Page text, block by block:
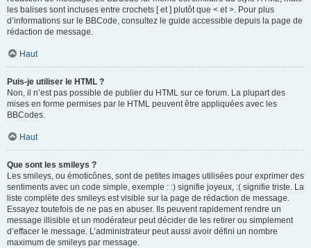
les balises sont incluses entre crochets [ et ] plutôt que < et >. Pour plus
d’informations sur le BBCode, consultez le guide accessible depuis la page de
rédaction de message.
Haut
Puis-je utiliser le HTML ?
Non, il n’est pas possible de publier du HTML sur ce forum. La plupart des
mises en forme permises par le HTML peuvent être appliquées avec les
BBCodes.
Haut
Que sont les smileys ?
Les smileys, ou émoticônes, sont de petites images utilisées pour exprimer des
sentiments avec un code simple, exemple : :) signifie joyeux, :( signifie triste. La
liste complète des smileys est visible sur la page de rédaction de message.
Essayez toutefois de ne pas en abuser. Ils peuvent rapidement rendre un
message illisible et un modérateur peut décider de les retirer ou simplement
d’effacer le message. L’administrateur peut aussi avoir défini un nombre
maximum de smileys par message.